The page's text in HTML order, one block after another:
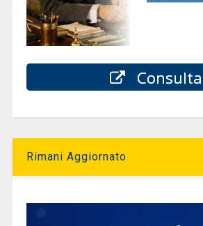
Consulta
Rimani Aggiornato